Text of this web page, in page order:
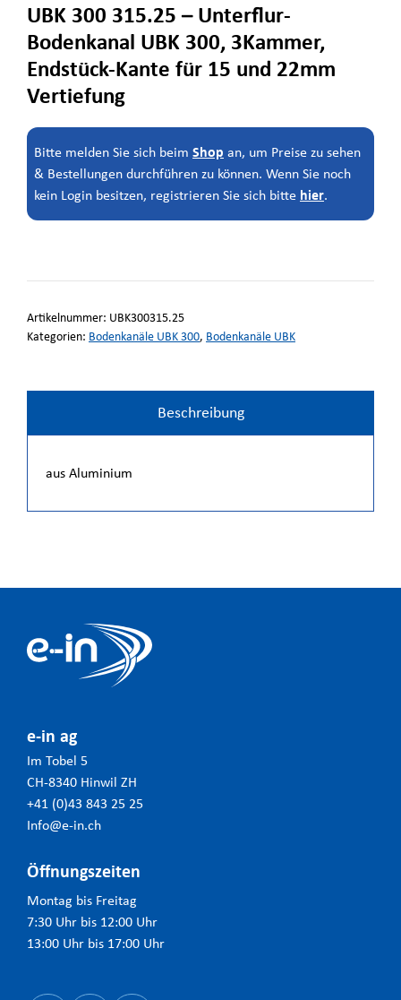
UBK 300 315.25 – Unterflur-
Bodenkanal UBK 300, 3Kammer,
Endstück-Kante für 15 und 22mm
Vertiefung
Bitte melden Sie sich beim Shop an, um Preise zu sehen
& Bestellungen durchführen zu können. Wenn Sie noch
kein Login besitzen, registrieren Sie sich bitte hier.
Artikelnummer: UBK300315.25
Kategorien: Bodenkanäle UBK 300, Bodenkanäle UBK
Beschreibung
aus Aluminium
e-in ag
Im Tobel 5
CH-8340 Hinwil ZH
+41 (0)43 843 25 25
Info@e-in.ch
Öffnungszeiten
Montag bis Freitag
7:30 Uhr bis 12:00 Uhr
13:00 Uhr bis 17:00 Uhr